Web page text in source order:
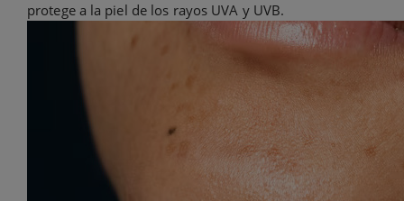
protege a la piel de los rayos UVA y UVB.